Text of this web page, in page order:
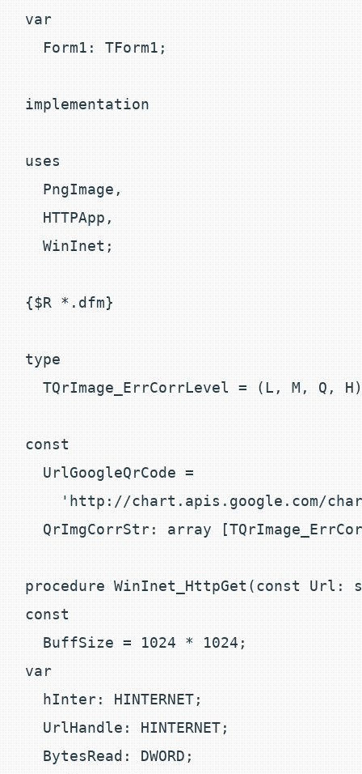
var
  Form1: TForm1;
implementation
uses
  PngImage,
  HTTPApp,
  WinInet;
{$R *.dfm}
type
TQrImage_ErrCorrLevel = (L, M, Q,
const
  UrlGoogleQrCode =
'http://chart.apis.google.com/
QrImgCorrStr: array
procedure WinInet_HttpGet(const Url:
const
  BuffSize = 1024 * 1024;
var
  hInter: HINTERNET;
  UrlHandle: HINTERNET;
  BytesRead: DWORD;